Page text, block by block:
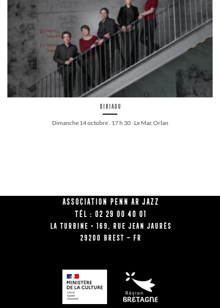
Diriaou
Dimanche 14 octobre . 17 h 30 . Le Mac Orlan
Association Penn Ar Jazz
Tél : 02 29 00 40 01
La Turbine • 169, rue Jean Jaurès
29200 BREST – FR